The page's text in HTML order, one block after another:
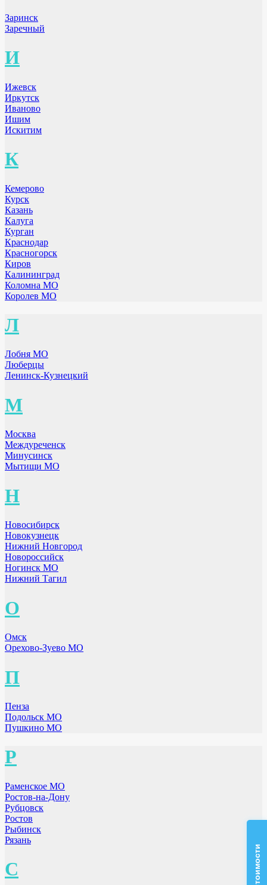
Заринск
Заречный
И
Ижевск
Иркутск
Иваново
Ишим
Искитим
К
Кемерово
Курск
Казань
Калуга
Курган
Краснодар
Красногорск
Киров
Калининград
Коломна МО
Королев МО
Л
Лобня МО
Люберцы
Ленинск-Кузнецкий
М
Москва
Междуреченск
Минусинск
Мытищи МО
Н
Новосибирск
Новокузнецк
Нижний Новгород
Новороссийск
Ногинск МО
Нижний Тагил
О
Омск
Орехово-Зуево МО
П
Пенза
Подольск МО
Пушкино МО
Р
Раменское МО
Ростов-на-Дону
Рубцовск
Ростов
Рыбинск
Рязань
С